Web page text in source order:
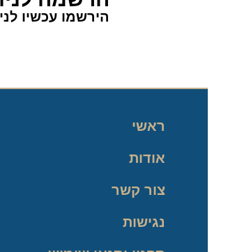
הירשמו עכשיו
ראשי
אודות
צור קשר
נגישות